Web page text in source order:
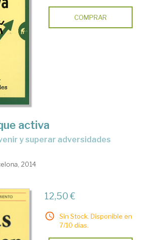
COMPRAR
activa
y superar adversidades
2014
12,50 €
Sin Stock. Disponible en
7/10 días.